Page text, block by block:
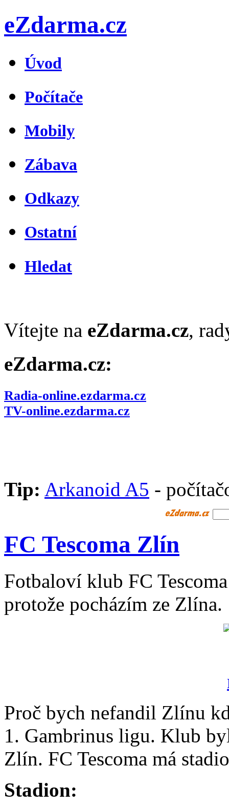
eZdarma.cz
Úvod
Počítače
Mobily
Zábava
Odkazy
Ostatní
Hledat
Vítejte na eZdarma.cz,
eZdarma.cz:
Radia-online.ezdarma.cz
TV-online.ezdarma.cz
Tip: Arkanoid A5 -
FC Tescoma Zlín
Fotbaloví klub FC
protože pocházím ze Zlína.
Proč bych nefandil Zlínu
1. Gambrinus ligu. Klub
Zlín. FC Tescoma má
Stadion: